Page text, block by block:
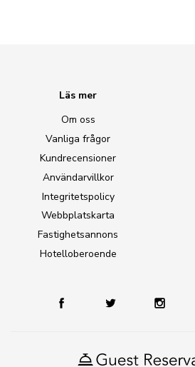
Läs mer
Om oss
Vanliga frågor
Kundrecensioner
Användarvillkor
Integritetspolicy
Webbplatskarta
Fastighetsannons
Hotelloberoende